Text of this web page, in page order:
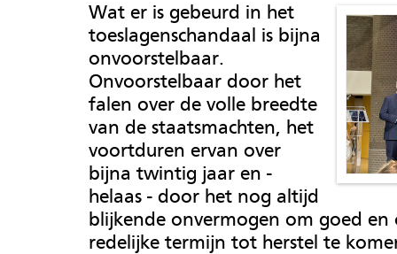
Wat er is gebeurd in het
toeslagenschandaal is bijna
onvoorstelbaar.
Onvoorstelbaar door het
falen over de volle breedte
van de staatsmachten, het
voortduren ervan over
bijna twintig jaar en -
helaas - door het nog altijd
blijkende onvermogen om goed en
redelijke termijn tot herstel te